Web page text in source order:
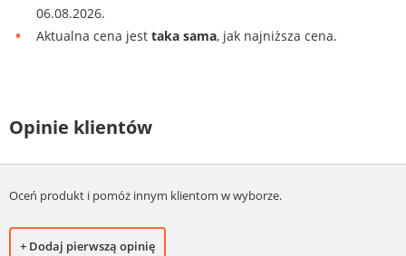
06.08.2026.
Aktualna cena jest taka sama, jak najniższa cena.
Opinie klientów
Oceń produkt i pomóż innym klientom w wyborze.
+ Dodaj pierwszą opinię